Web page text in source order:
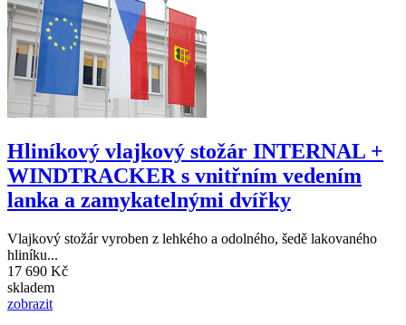
Hliníkový vlajkový stožár INTERNAL +
WINDTRACKER s vnitřním vedením
lanka a zamykatelnými dvířky
Vlajkový stožár vyroben z lehkého a odolného, šedě lakovaného
hliníku...
17 690 Kč
skladem
zobrazit